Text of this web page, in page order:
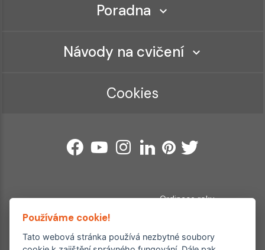
Poradna
Návody na cvičení
Cookies
Ordinace roku
Používáme cookie!
Tato webová stránka používá nezbytné soubory